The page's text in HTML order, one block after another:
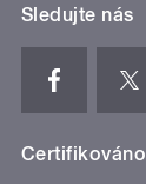
Sledujte nás
Certifikováno